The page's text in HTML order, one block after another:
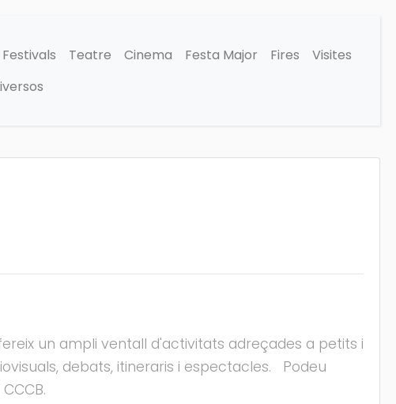
Festivals Teatre Cinema Festa Major Fires
Visites
un ampli ventall d'activitats adreçades a petits i
debats, itineraris i espectacles. Podeu